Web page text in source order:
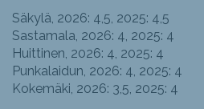
Säkylä, 2026: 4,5, 2025: 4,5
Sastamala, 2026: 4, 2025: 4
Huittinen, 2026: 4, 2025: 4
Punkalaidun, 2026: 4, 2025: 4
Kokemäki, 2026: 3,5, 2025: 4